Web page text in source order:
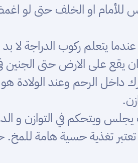
للأمام او الخلف حتى لو
عندما يتعلم ركوب
ان يقع على الارض حتى
داخل الرحم وعند
يجلس ويتحكم في التوازن و
تعتبر تغذية حسية هامة